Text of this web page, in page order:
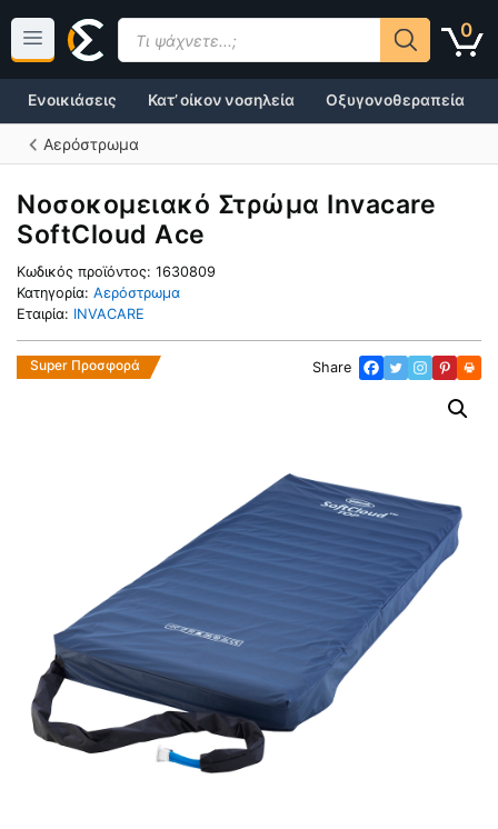
περιεχόμενο
0
Products
search
Κατ’ οίκον νοσηλεία Οξυγονοθεραπεία
Ενοικιάσεις
Αερόστρωμα
Νοσοκομειακό Στρώμα Invacare
SoftCloud Ace
Κωδικός προϊόντος: 1630809
Κατηγορία: Αερόστρωμα
Εταιρία: INVACARE
Share
Super Προσφορά